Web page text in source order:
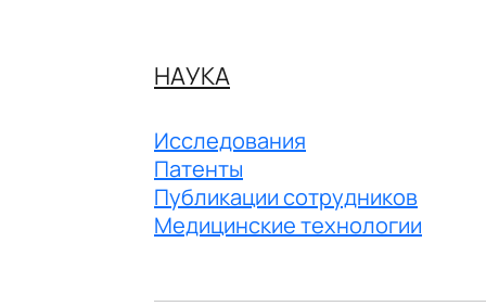
НАУКА
Исследования
Патенты
Публикации сотрудников
Медицинские технологии